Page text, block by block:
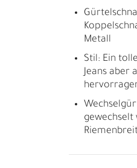
Metall
Stil: Ein
Jeans aber
gewechselt